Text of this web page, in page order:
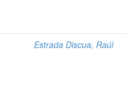
Estrada Discua, Raúl